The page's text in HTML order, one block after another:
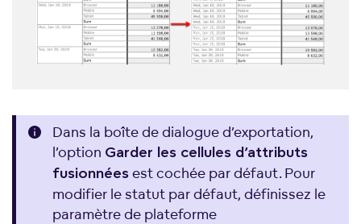
Dans la boîte de dialogue d’exportation,
l’option Garder les cellules d’attributs
fusionnées est cochée par défaut. Pour
modifier le statut par défaut, définissez le
paramètre de plateforme